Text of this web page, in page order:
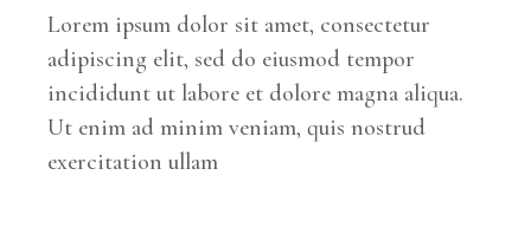
Lorem ipsum dolor sit amet, consectetur
adipiscing elit, sed do eiusmod tempor
incididunt ut labore et dolore magna aliqua.
Ut enim ad minim veniam, quis nostrud
exercitation ullam